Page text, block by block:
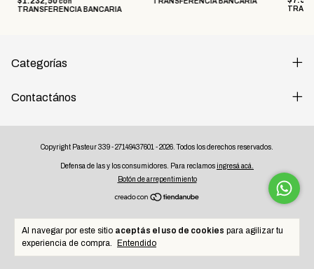
Al navegar por este sitio aceptás el uso de cookies para agilizar tu
experiencia de compra.
Entendido
TRANSFERENCIA BANCARIA
Categorías
Contactános
Copyright Pasteur 339 - 27149437601 - 2026. Todos los derechos reservados.
Defensa de las y los consumidores. Para reclamos ingresá acá.
Botón de arrepentimiento